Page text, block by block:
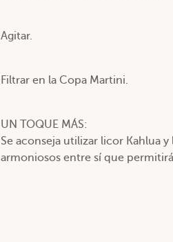
Agitar.
Filtrar en la Copa Martini.
UN TOQUE MÁS:
Se aconseja utilizar licor Kahlua
armoniosos entre sí que